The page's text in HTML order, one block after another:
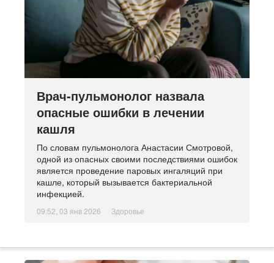
Врач-пульмонолог назвала
опасные ошибки в лечении
кашля
По словам пульмонолога Анастасии Смотровой,
одной из опасных своими последствиями ошибок
является проведение паровых ингаляций при
кашле, который вызывается бактериальной
инфекцией.
09:52, 03 янв 2026 Здоровье